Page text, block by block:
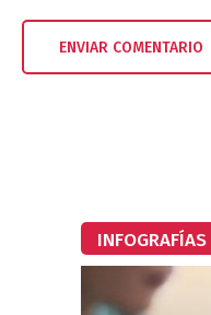
INFOGRAFÍAS